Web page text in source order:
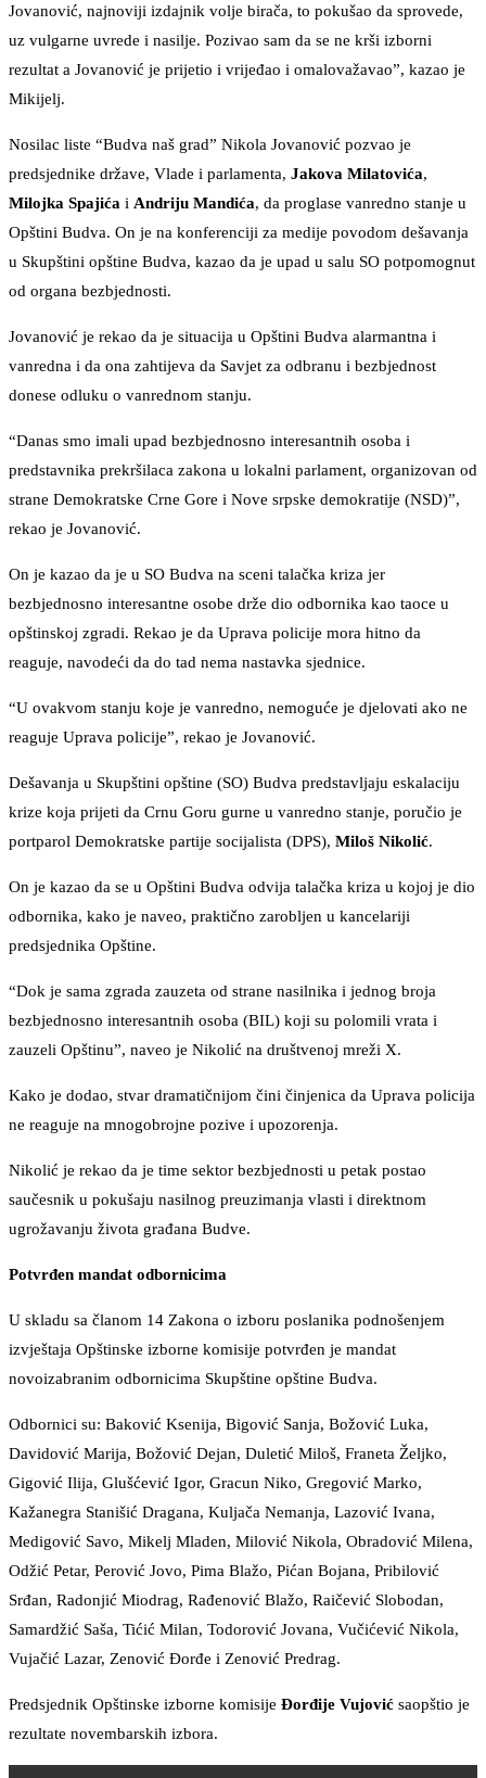
Jovanović, najnoviji izdajnik volje birača, to pokušao da sprovede,
uz vulgarne uvrede i nasilje. Pozivao sam da se ne krši izborni
rezultat a Jovanović je prijetio i vrijeđao i omalovažavao”, kazao je
Mikijelj.
Nosilac liste “Budva naš grad” Nikola Jovanović pozvao je
predsjednike države, Vlade i parlamenta, Jakova Milatovića,
Milojka Spajića i Andriju Mandića, da proglase vanredno stanje u
Opštini Budva. On je na konferenciji za medije povodom dešavanja
u Skupštini opštine Budva, kazao da je upad u salu SO potpomognut
od organa bezbjednosti.
Jovanović je rekao da je situacija u Opštini Budva alarmantna i
vanredna i da ona zahtijeva da Savjet za odbranu i bezbjednost
donese odluku o vanrednom stanju.
“Danas smo imali upad bezbjednosno interesantnih osoba i
predstavnika prekršilaca zakona u lokalni parlament, organizovan od
strane Demokratske Crne Gore i Nove srpske demokratije (NSD)”,
rekao je Jovanović.
On je kazao da je u SO Budva na sceni talačka kriza jer
bezbjednosno interesantne osobe drže dio odbornika kao taoce u
opštinskoj zgradi. Rekao je da Uprava policije mora hitno da
reaguje, navodeći da do tad nema nastavka sjednice.
“U ovakvom stanju koje je vanredno, nemoguće je djelovati ako ne
reaguje Uprava policije”, rekao je Jovanović.
Dešavanja u Skupštini opštine (SO) Budva predstavljaju eskalaciju
krize koja prijeti da Crnu Goru gurne u vanredno stanje, poručio je
portparol Demokratske partije socijalista (DPS), Miloš Nikolić.
On je kazao da se u Opštini Budva odvija talačka kriza u kojoj je dio
odbornika, kako je naveo, praktično zarobljen u kancelariji
predsjednika Opštine.
“Dok je sama zgrada zauzeta od strane nasilnika i jednog broja
bezbjednosno interesantnih osoba (BIL) koji su polomili vrata i
zauzeli Opštinu”, naveo je Nikolić na društvenoj mreži X.
Kako je dodao, stvar dramatičnijom čini činjenica da Uprava policija
ne reaguje na mnogobrojne pozive i upozorenja.
Nikolić je rekao da je time sektor bezbjednosti u petak postao
saučesnik u pokušaju nasilnog preuzimanja vlasti i direktnom
ugrožavanju života građana Budve.
Potvrđen mandat odbornicima
U skladu sa članom 14 Zakona o izboru poslanika podnošenjem
izvještaja Opštinske izborne komisije potvrđen je mandat
novoizabranim odbornicima Skupštine opštine Budva.
Odbornici su: Baković Ksenija, Bigović Sanja, Božović Luka,
Davidović Marija, Božović Dejan, Duletić Miloš, Franeta Željko,
Gigović Ilija, Glušćević Igor, Gracun Niko, Gregović Marko,
Kažanegra Stanišić Dragana, Kuljača Nemanja, Lazović Ivana,
Medigović Savo, Mikelj Mladen, Milović Nikola, Obradović Milena,
Odžić Petar, Perović Jovo, Pima Blažo, Pićan Bojana, Pribilović
Srđan, Radonjić Miodrag, Rađenović Blažo, Raičević Slobodan,
Samardžić Saša, Tićić Milan, Todorović Jovana, Vučićević Nikola,
Vujačić Lazar, Zenović Đorđe i Zenović Predrag.
Predsjednik Opštinske izborne komisije Đorđije Vujović saopštio je
rezultate novembarskih izbora.